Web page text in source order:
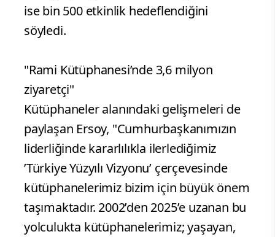
ise bin 500 etkinlik hedeflendiğini
söyledi.
"Rami Kütüphanesi’nde 3,6 milyon
ziyaretçi"
Kütüphaneler alanındaki gelişmeleri de
paylaşan Ersoy, "Cumhurbaşkanımızın
liderliğinde kararlılıkla ilerlediğimiz
’Türkiye Yüzyılı Vizyonu’ çerçevesinde
kütüphanelerimiz bizim için büyük önem
taşımaktadır. 2002’den 2025’e uzanan bu
yolculukta kütüphanelerimiz; yaşayan,